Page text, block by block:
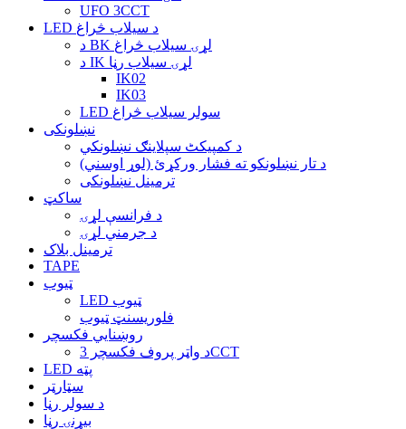
UFO 3CCT
LED د سیلاب څراغ
د BK لړۍ سیلاب څراغ
د IK لړۍ سیلاب رڼا
IK02
IK03
LED سولر سیلاب څراغ
نښلونکی
د کمپیکٹ سپلاینګ نښلونکي
د تار نښلونکو ته فشار ورکړئ (لوړ اوسني)
ترمینل نښلونکی
ساکټ
د فرانسې لړۍ
د جرمني لړۍ
ترمینل بلاک
TAPE
ټیوب
LED ټیوب
فلوریسنټ ټیوب
روښنايي فکسچر
د واټر پروف فکسچر 3CCT
LED پټه
سټارټر
د سولر رڼا
بیړنۍ رڼا